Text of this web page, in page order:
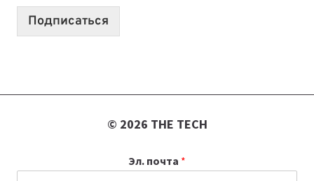
10
Подписаться
© 2026 THE TECH
Эл. почта *